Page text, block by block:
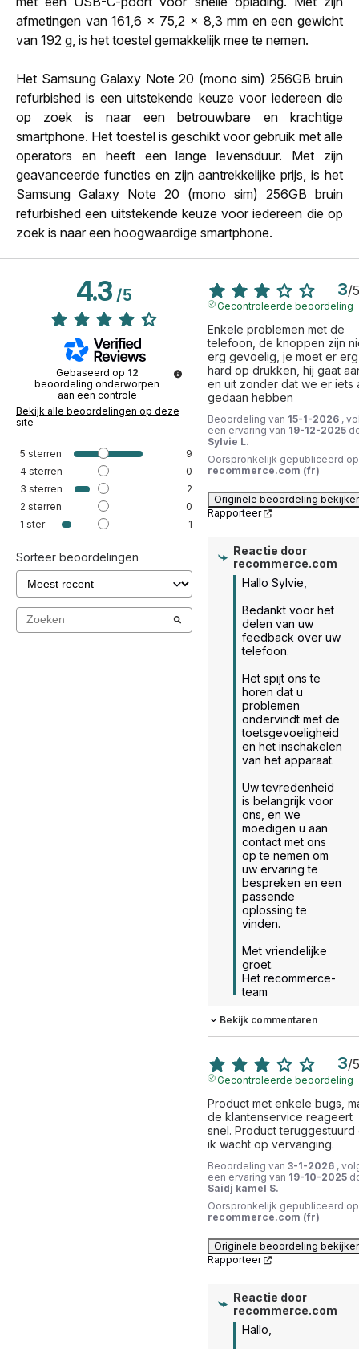
afmetingen van 161,6 x 75,2 x 8,3 mm en een gewicht
van 192 g, is het toestel gemakkelijk mee te nemen.
Het Samsung Galaxy Note 20 (mono sim) 256GB bruin
refurbished is een uitstekende keuze voor iedereen die
op zoek is naar een betrouwbare en krachtige
smartphone. Het toestel is geschikt voor gebruik met alle
operators en heeft een lange levensduur. Met zijn
geavanceerde functies en zijn aantrekkelijke prijs, is het
Samsung Galaxy Note 20 (mono sim) 256GB bruin
refurbished een uitstekende keuze voor iedereen die op
zoek is naar een hoogwaardige smartphone.
4.3/5
Gebaseerd op 12
beoordeling onderworpen
aan een controle
Bekijk alle beoordelingen op deze
site
5 sterren
9
4 sterren
0
3 sterren
2
2 sterren
0
1 ster 1
Sorteer beoordelingen
3/5
Gecontroleerde beoordeling
Enkele problemen met de
telefoon, de knoppen zijn
erg gevoelig, je moet er erg
hard op drukken, hij gaat
en uit zonder dat we er iets
gedaan hebben
Beoordeling van 15-1-2026 ,
een ervaring van 19-12-2025
Sylvie L.
Oorspronkelijk gepubliceerd op
recommerce.com (fr)
Originele beoordeling
Rapporteer
Reactie door
recommerce.com
Hallo Sylvie,
Bedankt voor het
delen van uw
feedback over uw
telefoon.
Het spijt ons te
horen dat u
problemen
ondervindt met de
toetsgevoeligheid
en het inschakelen
van het apparaat.
Uw tevredenheid
is belangrijk voor
ons, en we
moedigen u aan
contact met ons
op te nemen om
uw ervaring te
bespreken en een
passende
oplossing te
vinden.
Met vriendelijke
groet.
Het recommerce-
team
Bekijk commentaren
3/5
Gecontroleerde beoordeling
Product met enkele bugs,
de klantenservice reageert
snel. Product teruggestuurd
ik wacht op vervanging.
Beoordeling van 3-1-2026 ,
een ervaring van 19-10-2025
Saidj kamel S.
Oorspronkelijk gepubliceerd op
recommerce.com (fr)
Originele beoordeling
Rapporteer
Reactie door
recommerce.com
Hallo,